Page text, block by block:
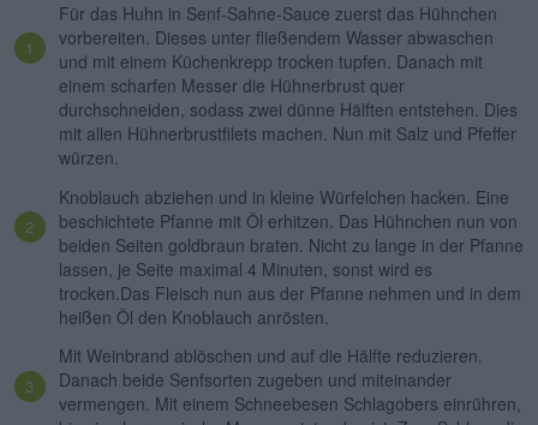
Für das Huhn in Senf-Sahne-Sauce zuerst das Hühnchen
vorbereiten. Dieses unter fließendem Wasser abwaschen
und mit einem Küchenkrepp trocken tupfen. Danach mit
einem scharfen Messer die Hühnerbrust quer
durchschneiden, sodass zwei dünne Hälften entstehen. Dies
mit allen Hühnerbrustfilets machen. Nun mit Salz und Pfeffer
würzen.
Knoblauch abziehen und in kleine Würfelchen hacken. Eine
beschichtete Pfanne mit Öl erhitzen. Das Hühnchen nun von
beiden Seiten goldbraun braten. Nicht zu lange in der Pfanne
lassen, je Seite maximal 4 Minuten, sonst wird es
trocken.Das Fleisch nun aus der Pfanne nehmen und in dem
heißen Öl den Knoblauch anrösten.
Mit Weinbrand ablöschen und auf die Hälfte reduzieren.
Danach beide Senfsorten zugeben und miteinander
vermengen. Mit einem Schneebesen Schlagobers einrühren,